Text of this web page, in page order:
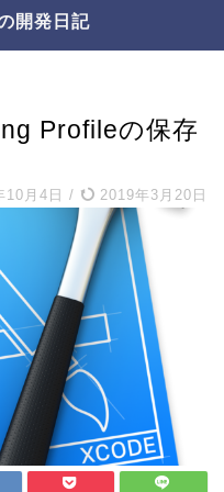
開発日記
Profileの保存
10月4日 / 2019年3月20日